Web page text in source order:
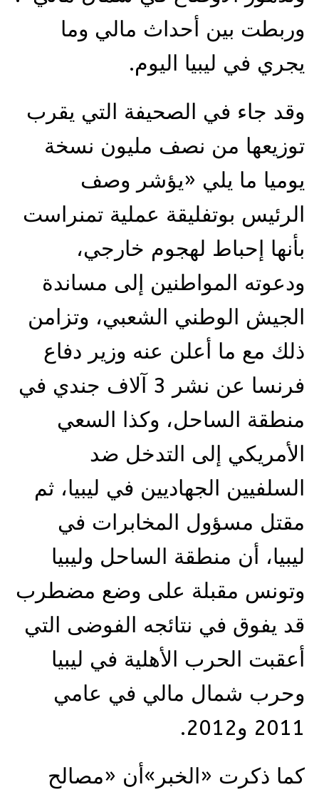
وربطت بين أحداث مالي وما
يجري في ليبيا اليوم.
وقد جاء في الصحيفة التي يقرب
توزيعها من نصف مليون نسخة
يوميا ما يلي «يؤشر وصف
الرئيس بوتفليقة عملية تمنراست
بأنها إحباط لهجوم خارجي،
ودعوته المواطنين إلى مساندة
الجيش الوطني الشعبي، وتزامن
ذلك مع ما أعلن عنه وزير دفاع
فرنسا عن نشر 3 آلاف جندي في
منطقة الساحل، وكذا السعي
الأمريكي إلى التدخل ضد
السلفيين الجهاديين في ليبيا، ثم
مقتل مسؤول المخابرات في
ليبيا، أن منطقة الساحل وليبيا
وتونس مقبلة على وضع مضطرب
قد يفوق في نتائجه الفوضى التي
أعقبت الحرب الأهلية في ليبيا
وحرب شمال مالي في عامي
2011 و2012.
كما ذكرت «الخبر»أن «مصالح